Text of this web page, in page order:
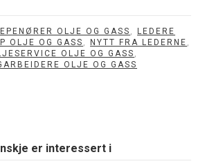
OLJE OG GASS ,
LEDERE
OLJE OG GASS , NYTT FRA LEDERNE ,
OLJE OG GASS ,
OLJE OG GASS
er interessert i